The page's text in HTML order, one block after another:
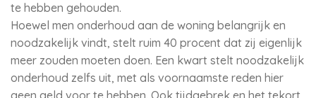
te hebben gehouden.
Hoewel men onderhoud aan de woning belangrijk en
noodzakelijk vindt, stelt ruim 40 procent dat zij eigenlijk
meer zouden moeten doen. Een kwart stelt noodzakelijk
onderhoud zelfs uit, met als voornaamste reden hier
geen geld voor te hebben. Ook tijdgebrek en het tekort